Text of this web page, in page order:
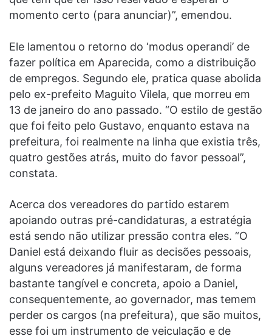
momento certo (para anunciar)”, emendou.
Ele lamentou o retorno do ‘modus operandi’ de
fazer política em Aparecida, como a distribuição
de empregos. Segundo ele, pratica quase abolida
pelo ex-prefeito Maguito Vilela, que morreu em
13 de janeiro do ano passado. “O estilo de gestão
que foi feito pelo Gustavo, enquanto estava na
prefeitura, foi realmente na linha que existia três,
quatro gestões atrás, muito do favor pessoal”,
constata.
Acerca dos vereadores do partido estarem
apoiando outras pré-candidaturas, a estratégia
está sendo não utilizar pressão contra eles. “O
Daniel está deixando fluir as decisões pessoais,
alguns vereadores já manifestaram, de forma
bastante tangível e concreta, apoio a Daniel,
consequentemente, ao governador, mas temem
perder os cargos (na prefeitura), que são muitos,
esse foi um instrumento de veiculação e de